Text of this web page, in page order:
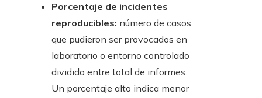
Porcentaje de incidentes
reproducibles: número de casos
que pudieron ser provocados en
laboratorio o entorno controlado
dividido entre total de informes.
Un porcentaje alto indica menor